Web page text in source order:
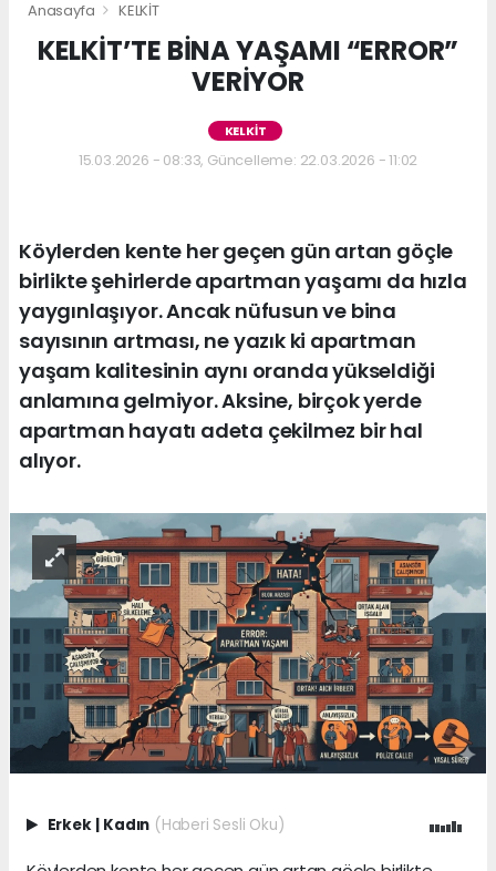
Anasayfa KELKİT
KELKİT’TE BİNA YAŞAMI “ERROR”
VERİYOR
KELKİT
15.03.2026 - 08:33, Güncelleme: 22.03.2026 - 11:02
Köylerden kente her geçen gün artan göçle
birlikte şehirlerde apartman yaşamı da hızla
yaygınlaşıyor. Ancak nüfusun ve bina
sayısının artması, ne yazık ki apartman
yaşam kalitesinin aynı oranda yükseldiği
anlamına gelmiyor. Aksine, birçok yerde
apartman hayatı adeta çekilmez bir hal
alıyor.
Erkek | Kadın (Haberi Sesli Oku)